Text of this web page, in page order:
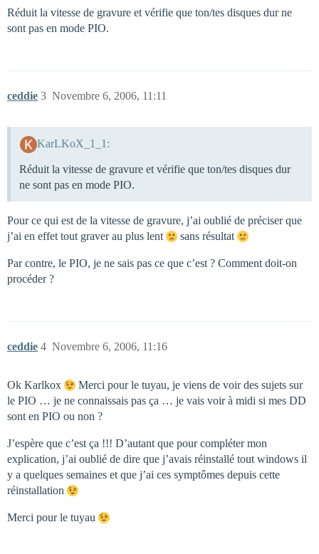
Réduit la vitesse de gravure et vérifie que ton/tes disques dur ne
sont pas en mode PIO.
ceddie Novembre 6, 2006, 11:11
3
KarLKoX_1_1:
Réduit la vitesse de gravure et vérifie que ton/tes disques dur
ne sont pas en mode PIO.
Pour ce qui est de la vitesse de gravure, j’ai oublié de préciser que
j’ai en effet tout graver au plus lent
sans résultat
Par contre, le PIO, je ne sais pas ce que c’est ? Comment doit-on
procéder ?
ceddie Novembre 6, 2006, 11:16
4
Ok Karlkox
Merci pour le tuyau, je viens de voir des sujets sur
le PIO … je ne connaissais pas ça … je vais voir à midi si mes DD
sont en PIO ou non ?
J’espère que c’est ça !!! D’autant que pour compléter mon
explication, j’ai oublié de dire que j’avais réinstallé tout windows il
y a quelques semaines et que j’ai ces symptômes depuis cette
réinstallation
Merci pour le tuyau